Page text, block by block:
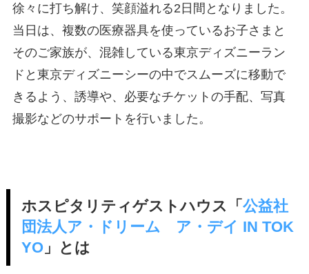
徐々に打ち解け、笑顔溢れる2日間となりました。
当日は、複数の医療器具を使っているお子さまと
そのご家族が、混雑している東京ディズニーラン
ドと東京ディズニーシーの中でスムーズに移動で
きるよう、誘導や、必要なチケットの手配、写真
撮影などのサポートを行いました。
ホスピタリティゲストハウス「 公益社
団法人ア・ドリーム ア・デイ IN TOK
YO」とは